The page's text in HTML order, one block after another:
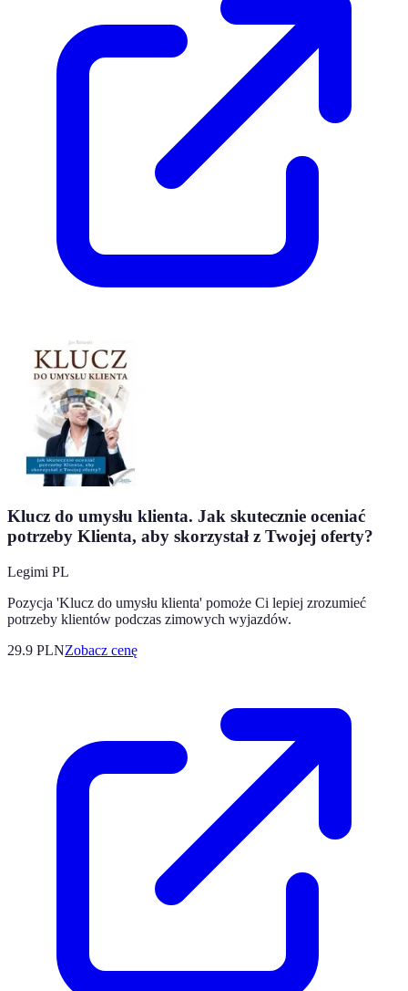
Klucz do umysłu klienta. Jak skutecznie oceniać
potrzeby Klienta, aby skorzystał z Twojej oferty?
Legimi PL
Pozycja 'Klucz do umysłu klienta' pomoże Ci lepiej zrozumieć
potrzeby klientów podczas zimowych wyjazdów.
29.9 PLNZobacz cenę